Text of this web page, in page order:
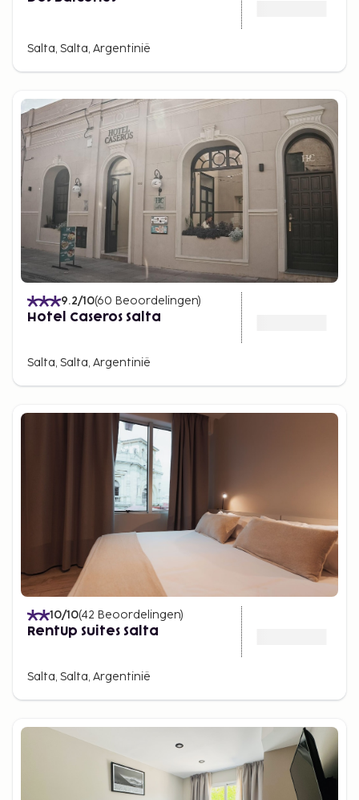
Salta, Salta, Argentinië
9.2/10(60 Beoordelingen)
Hotel Caseros Salta
Salta, Salta, Argentinië
10/10(42 Beoordelingen)
RentUp Suites Salta
Salta, Salta, Argentinië